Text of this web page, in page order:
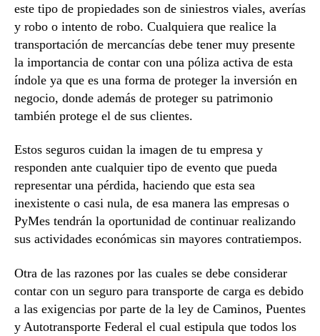
este tipo de propiedades son de siniestros viales, averías
y robo o intento de robo. Cualquiera que realice la
transportación de mercancías debe tener muy presente
la importancia de contar con una póliza activa de esta
índole ya que es una forma de proteger la inversión en
negocio, donde además de proteger su patrimonio
también protege el de sus clientes.
Estos seguros cuidan la imagen de tu empresa y
responden ante cualquier tipo de evento que pueda
representar una pérdida, haciendo que esta sea
inexistente o casi nula, de esa manera las empresas o
PyMes tendrán la oportunidad de continuar realizando
sus actividades económicas sin mayores contratiempos.
Otra de las razones por las cuales se debe considerar
contar con un seguro para transporte de carga es debido
a las exigencias por parte de la ley de Caminos, Puentes
y Autotransporte Federal el cual estipula que todos los